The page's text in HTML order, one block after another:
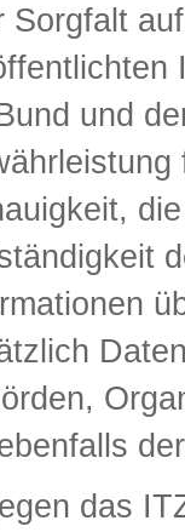
Sorgfalt
und
das